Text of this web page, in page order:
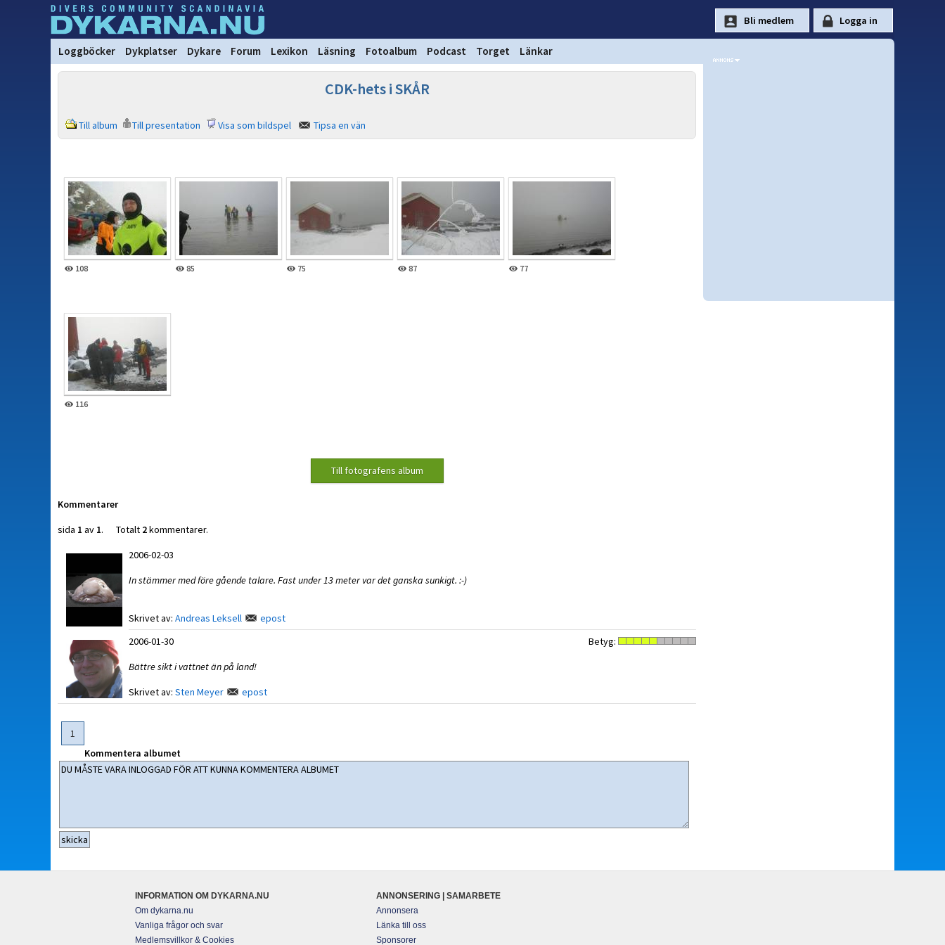
Loggböcker Dykplatser Dykare Forum Lexikon Läsning Fotoalbum Podcast Torget Länkar
CDK-hets i SKÅR
Till album Till presentation Visa som bildspel Tipsa en vän
108 85 75 87 77
116
Kommentarer
sida 1 av 1. Totalt 2kommentarer.
2006-02-03
In stämmer med före gående talare. Fast under 13 meter var det ganska sunkigt. :-)
Skrivet av: Andreas Leksell
epost
2006-01-30
Betyg:
Bättre sikt i vattnet än på land!
Skrivet av: Sten Meyer epost
1
Kommentera albumet
INFORMATION OM DYKARNA.NU
Om dykarna.nu
Vanliga frågor och svar
Medlemsvillkor & Cookies
ANNONSERING | SAMARBETE
Annonsera
Länka till oss
Sponsorer